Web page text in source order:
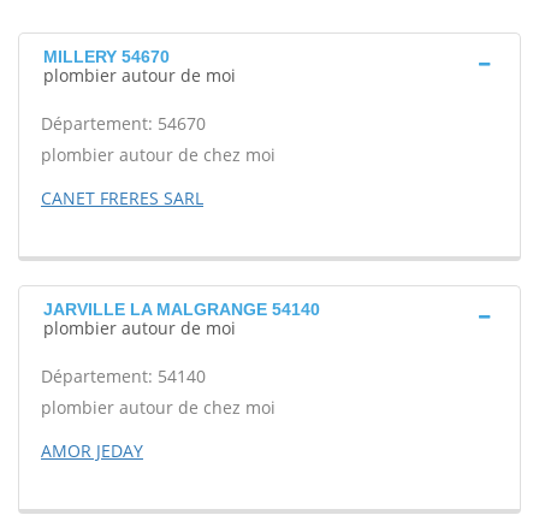
MILLERY 54670
plombier autour de moi
Département: 54670
plombier autour de chez moi
CANET FRERES SARL
JARVILLE LA MALGRANGE 54140
plombier autour de moi
Département: 54140
plombier autour de chez moi
AMOR JEDAY